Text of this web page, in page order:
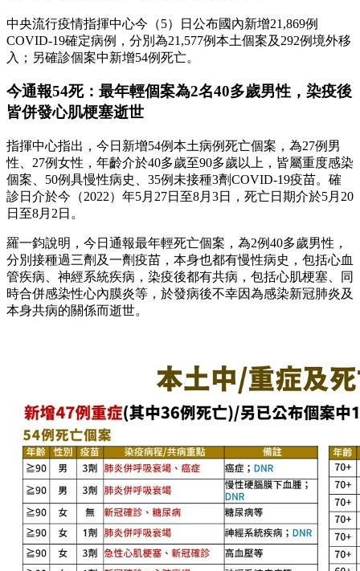
中央流行疫情指揮中心今（5）日公布國內新增21,869例
COVID-19確定病例，分別為21,577例本土個案及292例境外移
入；另確診個案中新增54例死亡。
今通報54死：最年輕個案為2名40多歲男性，染疫後
皆併發心肌梗塞逝世
指揮中心指出，今日新增54例本土病例死亡個案，為27例男
性、27例女性，年齡介於40多歲至90多歲以上，皆屬重度感染
個案、50例具慢性病史、35例未接種3劑COVID-19疫苗。確
診日介於今（2022）年5月27日至8月3日，死亡日期介於5月20
日至8月2日。
羅一鈞說明，今日通報最年輕死亡個案，為2例40多歲男性，
分別接種過三劑及一劑疫苗，本身也都有慢性病史，包括心血
管疾病、神經系統疾病，染疫後都有共病，包括心肌梗塞、同
時合併感染性心內膜炎等，於發病後不幸因為感染新冠肺炎及
本身共病的關係而逝世。